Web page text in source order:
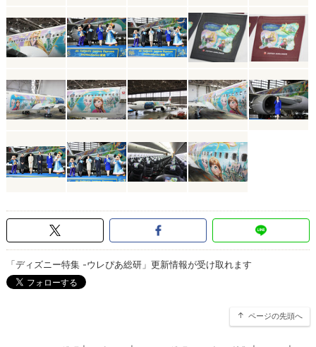
「ディズニー特集 -ウレぴあ総研」更新情報が受け取れます
ページの先頭へ